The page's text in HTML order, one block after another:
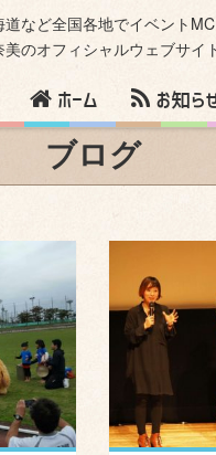
など全国各地でイベント
のオフィシャルウェブサイ
ホーム お知ら
ブログ